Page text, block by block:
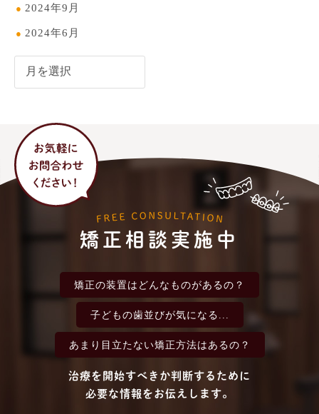
2024年9月
2024年6月
矯正相談実施中
矯正の装置は どんなものがあるの？
子どもの歯並びが気になる...
あまり目立たない矯正方法はあるの？
治療を開始すべきか判断するために
必要な情報をお伝えします。